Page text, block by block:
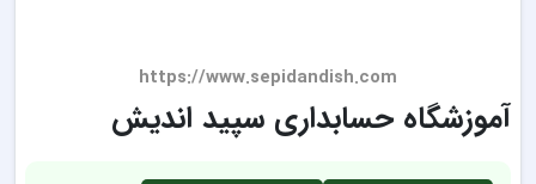
https://www.sepidandish.com
آموزشگاه حسابداری سپید اندیش